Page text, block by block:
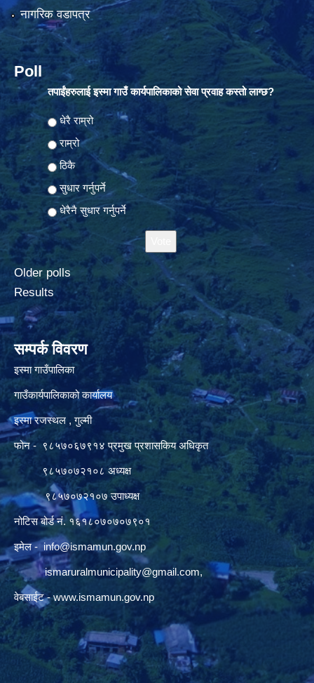
नागरिक वडापत्र
Poll
तपाईंहरुलाई इस्मा गाउँ कार्यपालिकाको सेवा प्रवाह कस्तो लाग्छ?
Choices
धेरै राम्रो
राम्रो
ठिकै
सुधार गर्नुपर्ने
धेरैनै सुधार गर्नुपर्ने
Older polls
Results
सम्पर्क विवरण
इस्मा गाउँपालिका
गाउँकार्यपालिकाको कार्यालय
इस्मा रजस्थल , गुल्मी
फोन - ९८५७०६७९१४ प्रमुख प्रशासकिय अधिकृत
९८५७०७२१०८ अध्यक्ष
९८५७०७२१०७ उपाध्यक्ष
नोटिस बोर्ड नं. १६१८०७०७०७९०१
इमेल - info@ismamun.gov.np
ismaruralmunicipality@gmail.com,
वेबसाईट -www.ismamun.gov.np